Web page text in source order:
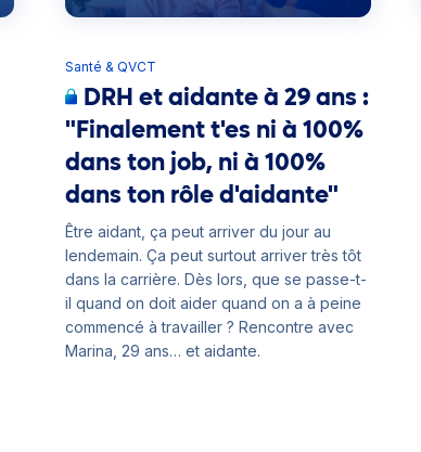
Santé & QVCT
DRH et aidante à 29 ans :
"Finalement t'es ni à 100%
dans ton job, ni à 100%
dans ton rôle d'aidante"
Être aidant, ça peut arriver du jour au
lendemain. Ça peut surtout arriver très tôt
dans la carrière. Dès lors, que se passe-t-
il quand on doit aider quand on a à peine
commencé à travailler ? Rencontre avec
Marina, 29 ans… et aidante.